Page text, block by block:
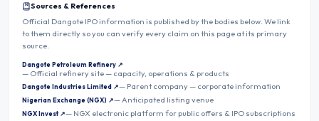
Sources & References
Official Dangote IPO information is published by the bodies below. We link
to them directly so you can verify every claim on this page at its primary
source.
Dangote Petroleum Refinery ↗
— Official refinery site — capacity, operations & products
Dangote Industries Limited ↗— Parent company — corporate information
Nigerian Exchange (NGX) ↗—Anticipated listing venue
NGX Invest ↗— NGX electronic platform for public offers & IPO subscriptions